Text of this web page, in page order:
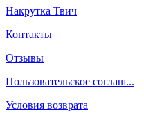
Накрутка Твич
Контакты
Отзывы
Пользовательское соглаш...
Условия возврата